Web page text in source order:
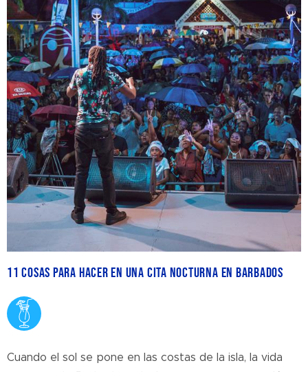
11 cosas para hacer en una cita nocturna en Barbados
Cuando el sol se pone en las costas de la isla, la vida